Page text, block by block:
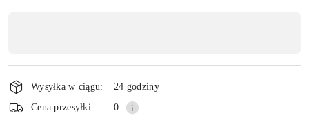
płatność
i
dostawaWysyłka w ciągu:
24 godziny
Cena przesyłki:
0